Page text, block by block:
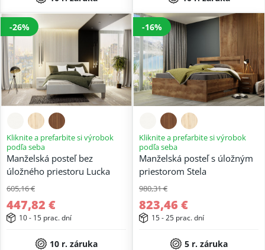
-26%
Kliknite a prefarbite si výrobok
podľa seba
Manželská posteľ bez
úložného priestoru Lucka
605,16 €
447,82 €
10 - 15 prac. dní
10 r. záruka
-16%
Kliknite a prefarbite si výrobok
podľa seba
Manželská posteľ s úložným
priestorom Stela
980,31 €
823,46 €
15 - 25 prac. dní
5 r. záruka